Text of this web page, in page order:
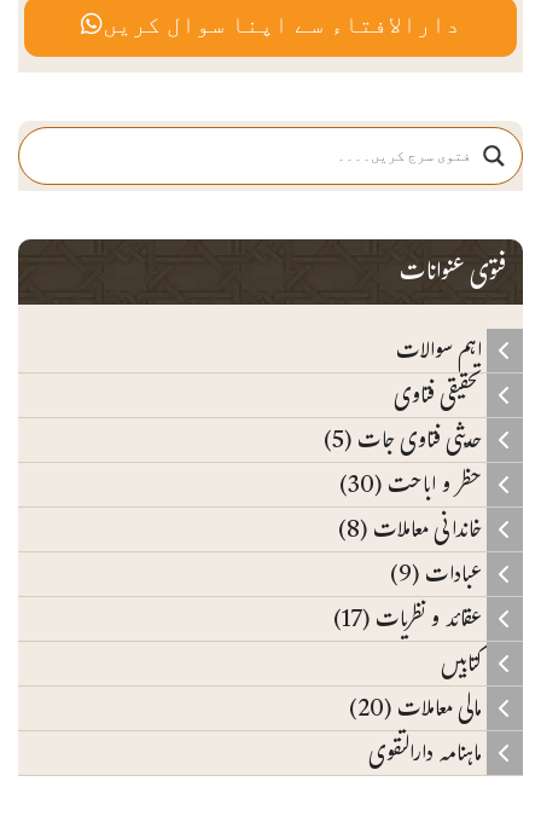
دارالافتاء سے اپنا سوال کریں
فتوی عنوانات
اہم سوالات
تحقیقی فتاوی
حدیثی فتاوی جات (5)
حظر و اباحت (30)
خاندانی معاملات (8)
عبادات (9)
عقائد و نظریات (17)
کتابیں
مالی معاملات (20)
ماہنامہ دارالتقوی